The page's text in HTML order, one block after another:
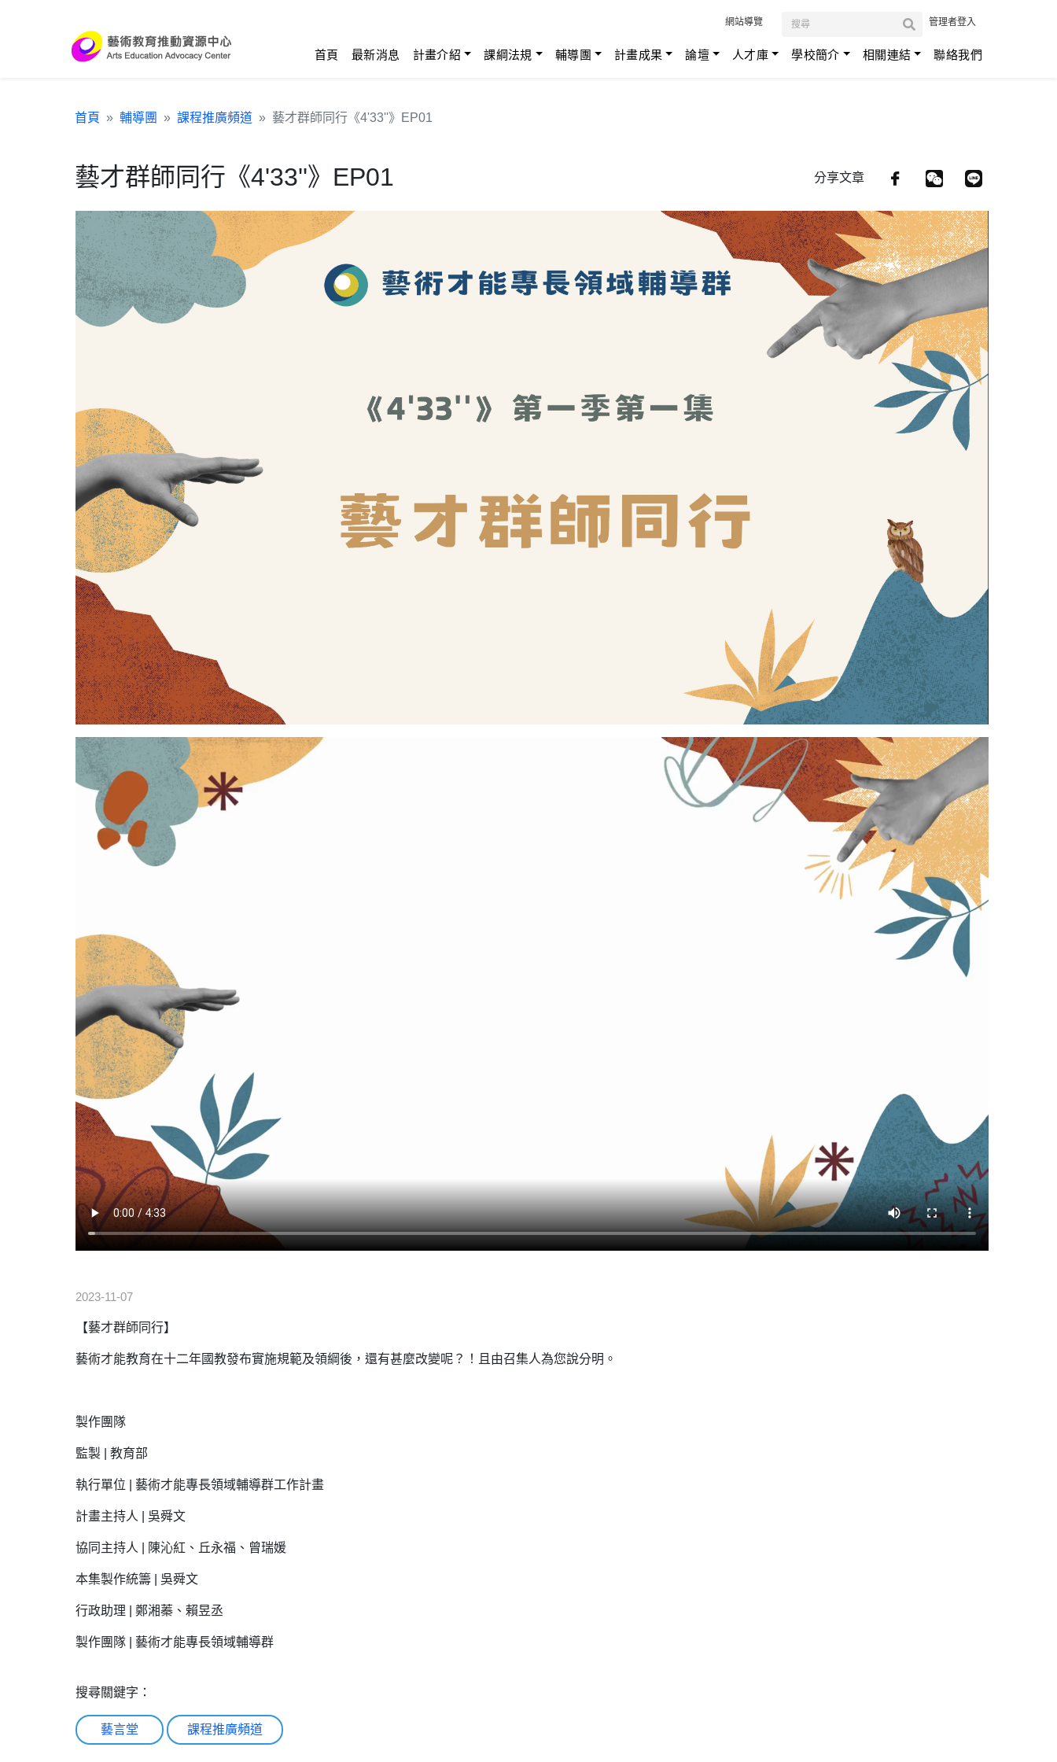
網站導覽 管理者登入
首頁 最新消息 計畫介紹 課綱法規 輔導團 計畫成果 論壇 人才庫 學校簡介 相關連結 聯絡我們
首頁 輔導團 課程推廣頻道 藝才群師同行《4'33''》EP01
藝才群師同行《4'33''》EP01 分享文章
2023-11-07
【藝才群師同行】
藝術才能教育在十二年國教發布實施規範及領綱後，還有甚麼改變呢？！且由召集人為您說分明。
製作團隊
監製 | 教育部
執行單位 | 藝術才能專長領域輔導群工作計畫
計畫主持人 | 吳舜文
協同主持人 | 陳沁紅、丘永福、曾瑞媛
本集製作統籌 | 吳舜文
行政助理 | 鄭湘蓁、賴昱丞
製作團隊 | 藝術才能專長領域輔導群
搜尋關鍵字：
藝言堂 課程推廣頻道